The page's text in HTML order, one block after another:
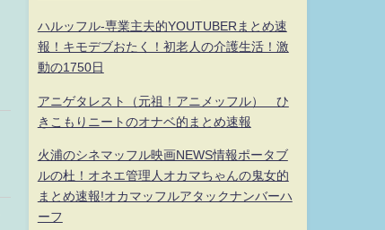
ハルッフル-専業主夫的YOUTUBERまとめ速
報！キモデブおたく！初老人の介護生活！激
動の1750日
アニゲタレスト（元祖！アニメッフル） ひ
きこもりニートのオナベ的まとめ速報
火浦のシネマッフル映画NEWS情報ポータブ
ルの杜！オネエ管理人オカマちゃんの鬼女的
まとめ速報!オカマッフルアタックナンバーハ
ーフ